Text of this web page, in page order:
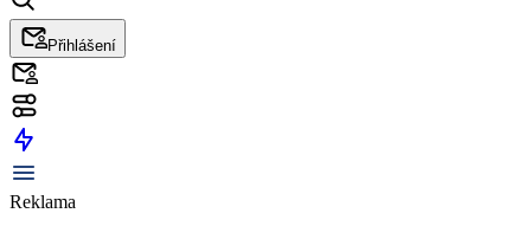
Přihlášení
Reklama